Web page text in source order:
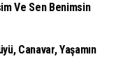
Ve Sen Benimsin
Canavar, Yaşamın